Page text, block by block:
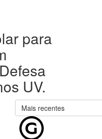
para
UV.
Mais recentes